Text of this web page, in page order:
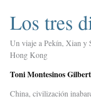
Los tres
Un viaje a Pekín, Xian y
Hong Kong
Toni Montesinos Gilbert
China, civilización